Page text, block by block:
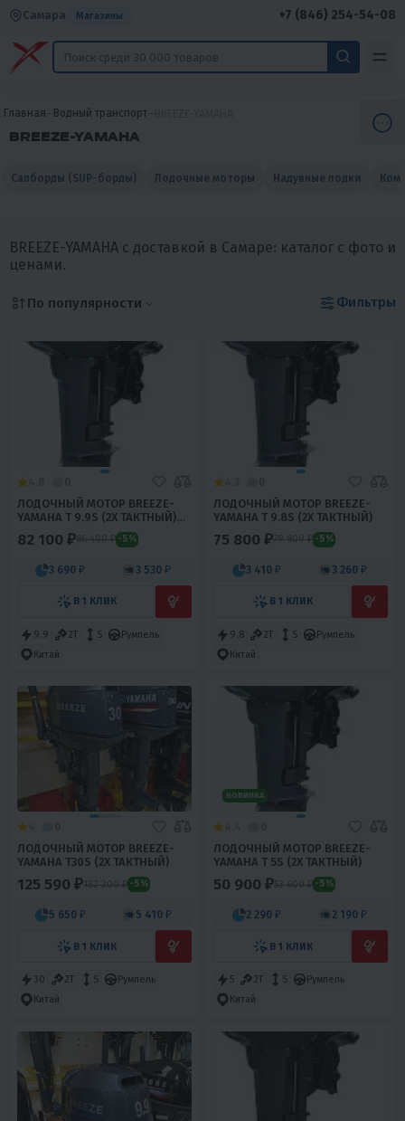
Самара Магазины +7 (846) 254-54-08
Главная Водный транспорт
BREEZE-YAMAHA
Сапборды (SUP-борды) Лодочные моторы Надувные лодки
BREEZE-YAMAHA с доставкой в Самаре: каталог с фото и
ценами.
По популярности Фильтры
ЛОДОЧНЫЙ МОТОР BREEZE-
YAMAHA T 9.9S (2Х ТАКТНЫЙ)
82 100 ₽86 400 ₽ -5%
3 690 ₽ 3 530 ₽
В 1 КЛИК
9.9 2T S
Румпель
Китай
ЛОДОЧНЫЙ МОТОР BREEZE-
YAMAHA T 9.8S (2Х ТАКТНЫЙ)
75 800 ₽79 800 ₽ -5%
3 410 ₽ 3 260 ₽
В 1 КЛИК
9.8 2T S
Румпель
Китай
ЛОДОЧНЫЙ МОТОР BREEZE-
YAMAHA T30S (2Х ТАКТНЫЙ)
125 590 ₽132 200 ₽ -5%
5 650 ₽ 5 410 ₽
В 1 КЛИК
30 2T S
Румпель
Китай
НОВИНКА
ЛОДОЧНЫЙ МОТОР BREEZE-
YAMAHA T 5S (2Х ТАКТНЫЙ)
50 900 ₽53 600 ₽ -5%
2 290 ₽ 2 190 ₽
В 1 КЛИК
5 2T S
Румпель
Китай